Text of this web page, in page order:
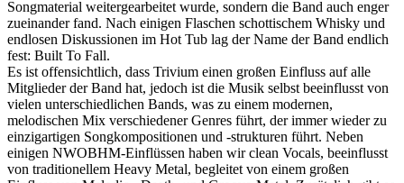
Songmaterial weitergearbeitet wurde, sondern die Band auch enger
zueinander fand. Nach einigen Flaschen schottischem Whisky und
endlosen Diskussionen im Hot Tub lag der Name der Band endlich
fest: Built To Fall.
Es ist offensichtlich, dass Trivium einen großen Einfluss auf alle
Mitglieder der Band hat, jedoch ist die Musik selbst beeinflusst von
vielen unterschiedlichen Bands, was zu einem modernen,
melodischen Mix verschiedener Genres führt, der immer wieder zu
einzigartigen Songkompositionen und -strukturen führt. Neben
einigen NWOBHM-Einflüssen haben wir clean Vocals, beeinflusst
von traditionellem Heavy Metal, begleitet von einem großen